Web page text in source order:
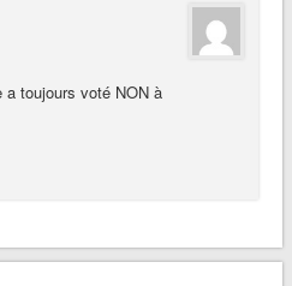
a toujours voté NON à